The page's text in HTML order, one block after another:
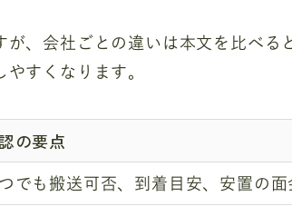
が、会社ごとの違いは本文を比べる
すくなります。
の要点
でも搬送可否、到着目安、安置の